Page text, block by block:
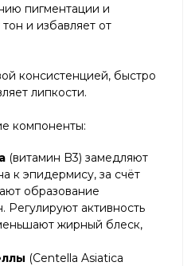
пигментации и
и избавляет от
консистенцией, быстро
липкости.
компоненты:
(витамин B3) замедляют
к эпидермису, за счёт
образование
Регулируют активность
жирный блеск,
(Centella Asiatica